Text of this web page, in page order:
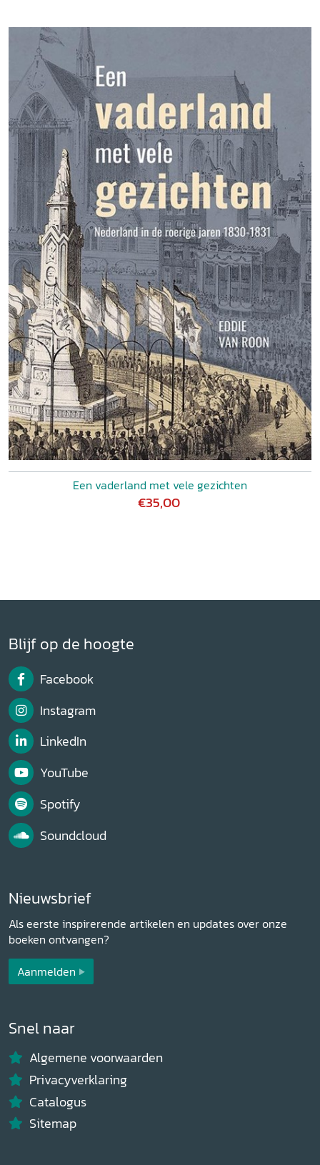
Een vaderland met vele gezichten
€35,00
Blijf op de hoogte
Facebook
Instagram
LinkedIn
YouTube
Spotify
Soundcloud
Nieuwsbrief
Als eerste inspirerende artikelen en updates over onze
boeken ontvangen?
Aanmelden
Snel naar
Algemene voorwaarden
Privacyverklaring
Catalogus
Sitemap